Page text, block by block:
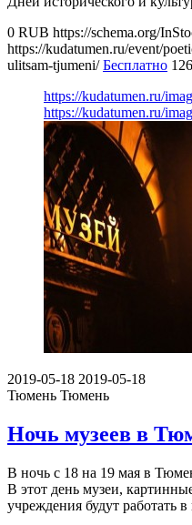
0 RUB https://schema.org/
https://kudatumen.ru/event/
ulitsam-tjumeni/ Бесплатно 126
https://kudatumen.ru/
https://kudatumen.ru/
2019-05-18 2019-05-18
Тюмень Тюмень
Ночь музеев в
В ночь с 18 на 19 мая в
В этот день музеи,
учреждения будут работать